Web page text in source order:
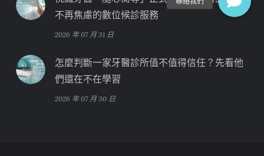
不再焦慮的數位候診服務
2026 年 07 月 31 日
怎麼判斷一家牙醫診所值不值得信任？先看他
們還在不在學習
2026 年 07 月 30 日